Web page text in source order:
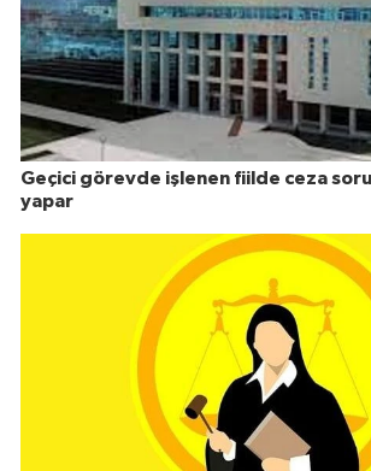
Geçici görevde işlenen fiilde ceza
yapar